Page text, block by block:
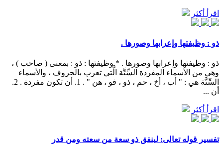
اقرأ أكثر
ذو : وظيفتها وإعرابها وصورها .
ذو : وظيفتها وإعرابها وصورها . * وظيفتها : ذو : بمعنى ( صاحب ) ،
وهي من الأسماء المفردة السِّتَّة الَّتي تعرب بالحروف ، والأسماء
السِّتَّة هي : " أب ، أخ ، حم ، ذو ، فو ، هن " . 1. أن تكون مفردة . 2.
أن ...
اقرأ أكثر
تفسير قوله تعالى: لينفق ذو سعة من سعته ومن قدر